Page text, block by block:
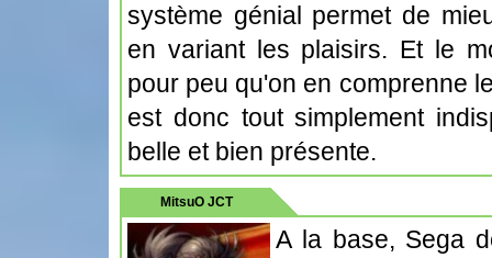
système génial permet de
en variant les plaisirs. Et le
pour peu qu'on en comprenne
est donc tout simplement
belle et bien présente.
MitsuO JCT
A la base, Sega